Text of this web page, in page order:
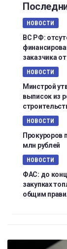
НОВОСТИ
ВС РФ:
заказчика
НОВОСТИ
Минстрой
выписок из
НОВОСТИ
Прокуроров
млн рублей
НОВОСТИ
ФАС: до
закупках
общим